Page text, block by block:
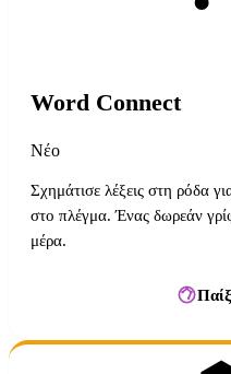
Word Connect
Νέο
Σχημάτισε λέξεις στη ρόδα
στο πλέγμα. Ένας δωρεάν
μέρα.